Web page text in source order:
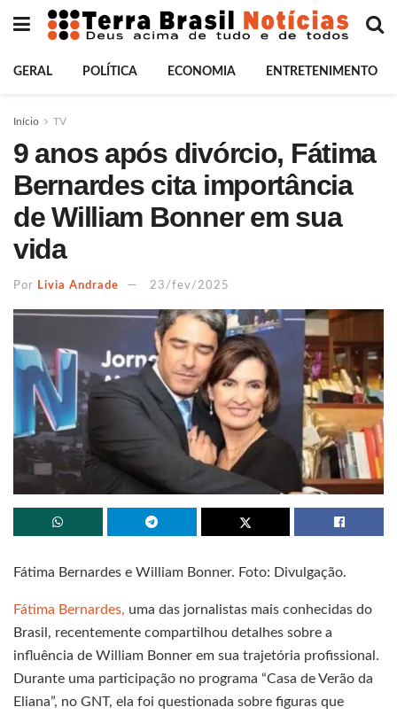
GERAL POLÍTICA ECONOMIA ENTRETENIMENTO
Início TV
9 anos após divórcio, Fátima
Bernardes cita importância
de William Bonner em sua
vida
Por Livia Andrade 23/fev/2025
Fátima Bernardes e William Bonner. Foto: Divulgação.
Fátima Bernardes, uma das jornalistas mais conhecidas do
Brasil, recentemente compartilhou detalhes sobre a
influência de William Bonner em sua trajetória profissional.
Durante uma participação no programa “Casa de Verão da
Eliana”, no GNT, ela foi questionada sobre figuras que